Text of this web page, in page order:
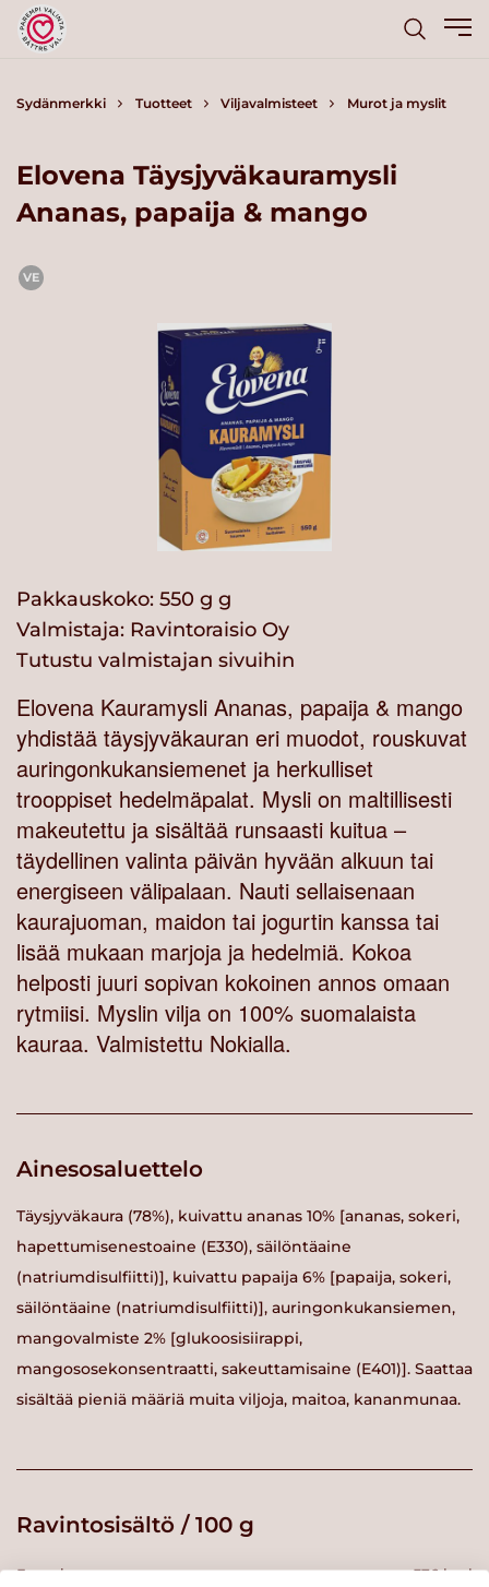
Sydänmerkki Tuotteet Viljavalmisteet Murot ja myslit
Elovena Täysjyväkauramysli
Ananas, papaija & mango
VE
Pakkauskoko: 550 g g
Valmistaja: Ravintoraisio Oy
Tutustu valmistajan sivuihin
Elovena Kauramysli Ananas, papaija & mango
yhdistää täysjyväkauran eri muodot, rouskuvat
auringonkukansiemenet ja herkulliset
trooppiset hedelmäpalat. Mysli on maltillisesti
makeutettu ja sisältää runsaasti kuitua –
täydellinen valinta päivän hyvään alkuun tai
energiseen välipalaan. Nauti sellaisenaan
kaurajuoman, maidon tai jogurtin kanssa tai
lisää mukaan marjoja ja hedelmiä. Kokoa
helposti juuri sopivan kokoinen annos omaan
rytmiisi. Myslin vilja on 100% suomalaista
kauraa. Valmistettu Nokialla.
Ainesosaluettelo
Täysjyväkaura (78%), kuivattu ananas 10% [ananas, sokeri,
hapettumisenestoaine (E330), säilöntäaine
(natriumdisulfiitti)], kuivattu papaija 6% [papaija, sokeri,
säilöntäaine (natriumdisulfiitti)], auringonkukansiemen,
mangovalmiste 2% [glukoosisiirappi,
mangososekonsentraatti, sakeuttamisaine (E401)]. Saattaa
sisältää pieniä määriä muita viljoja, maitoa, kananmunaa.
Ravintosisältö / 100 g
Energiaa 376 kcal